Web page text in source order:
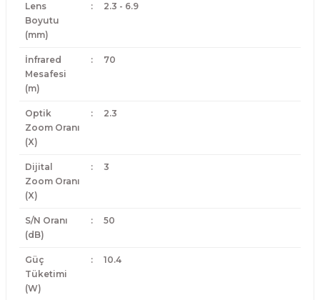
Lens
Boyutu
(mm)
: 2.3 - 6.9
İnfrared
Mesafesi
(m)
: 70
Optik
Zoom Oranı
(X)
: 2.3
Dijital
Zoom Oranı
(X)
: 3
S/N Oranı
(dB)
: 50
Güç
Tüketimi
(W)
: 10.4